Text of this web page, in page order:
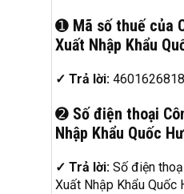
➊ Mã số thuế của
Xuất Nhập Khẩu
✓ Trả lời: 4601626818
➋ Số điện thoại
Nhập Khẩu Quốc
✓ Trả lời: Số điện
Xuất Nhập Khẩu Quốc